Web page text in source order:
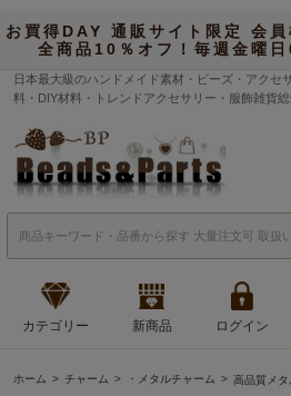
お買得DAY 通販サイト限定 会
全商品10％オフ！毎週金曜
日本最大級のハンドメイド素材・ビーズ・アクセ
料・DIY材料・トレンドアクセサリー・服飾雑貨総
カテゴリー 新商品 ログイン
ホーム チャーム ・メタルチャーム 高品質メ